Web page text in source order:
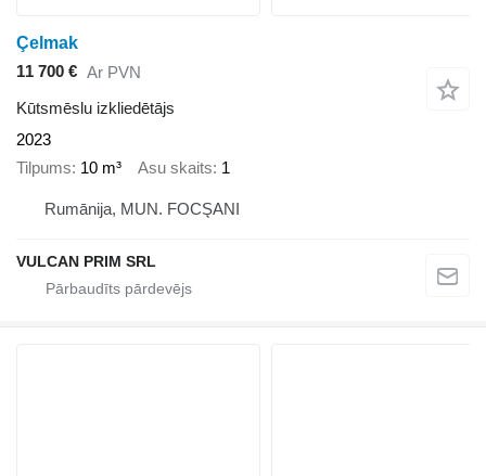
Çelmak
11 700 € Ar PVN
Kūtsmēslu izkliedētājs
2023
Tilpums 10 m³ Asu skaits 1
Rumānija, MUN. FOCŞANI
VULCAN PRIM SRL